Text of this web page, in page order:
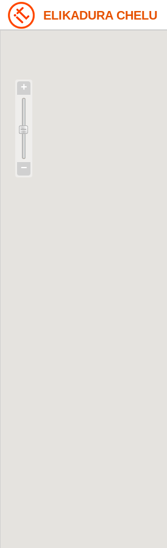
ELIKADURA CHELU
+
−